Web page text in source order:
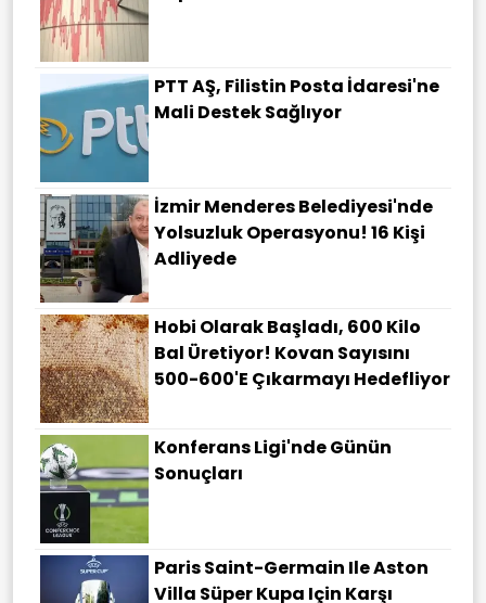
PTT AŞ, Filistin Posta İdaresi'ne
Mali Destek Sağlıyor
İzmir Menderes Belediyesi'nde
Yolsuzluk Operasyonu! 16 Kişi
Adliyede
Hobi Olarak Başladı, 600 Kilo
Bal Üretiyor! Kovan Sayısını
500-600'e Çıkarmayı Hedefliyor
Konferans Ligi'nde Günün
Sonuçları
Paris Saint-Germain Ile Aston
Villa Süper Kupa Için Karşı